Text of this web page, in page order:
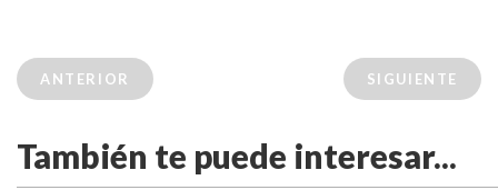
ANTERIOR SIGUIENTE
También te puede interesar...